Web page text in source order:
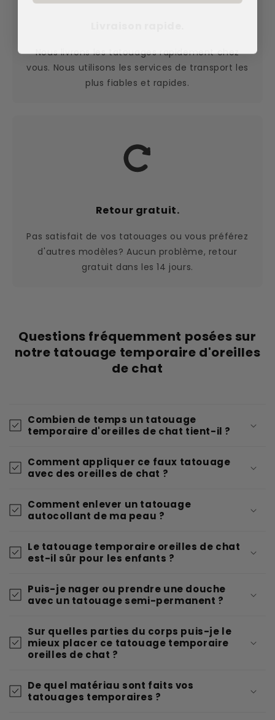
Nous livrons les tatouages rapidement chez
vous. Nous utilisons les services de transport les
plus fiables et rapides.
Retour gratuit.
Pas satisfait de vos tatouages ou vous préférez
d'autres modèles? Aucun problème, retour
gratuit dans les 14 jours.
Questions fréquemment posées sur
notre tatouage temporaire d'oreilles
de chat
Combien de temps un tatouage
temporaire d'oreilles de chat tient-il ?
Comment appliquer ce faux tatouage
avec des oreilles de chat ?
Comment enlever un tatouage
autocollant de ma peau ?
Le tatouage temporaire oreilles de chat
est-il sûr pour les enfants ?
Puis-je nager ou prendre une douche
avec un tatouage semi-permanent ?
Sur quelles parties du corps puis-je le
mieux placer ce tatouage temporaire
oreilles de chat ?
De quel matériau sont faits vos
tatouages temporaires ?